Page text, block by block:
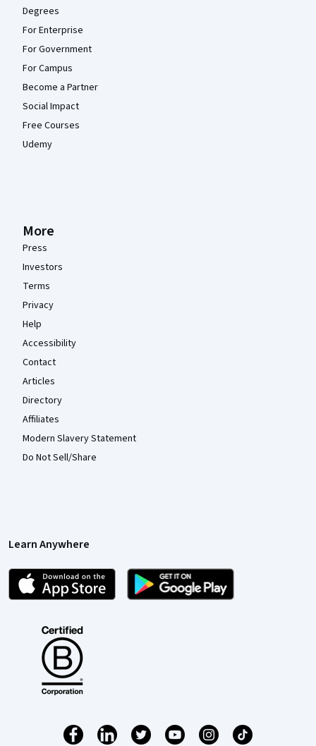
Degrees
For Enterprise
For Government
For Campus
Become a Partner
Social Impact
Free Courses
Udemy
More
Press
Investors
Terms
Privacy
Help
Accessibility
Contact
Articles
Directory
Affiliates
Modern Slavery Statement
Do Not Sell/Share
Learn Anywhere